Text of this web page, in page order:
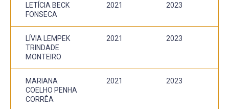
LETÍCIA BECK
FONSECA
2021 2023
LÍVIA LEMPEK
TRINDADE
MONTEIRO
2021 2023
MARIANA
COELHO PENHA
CORRÊA
2021 2023